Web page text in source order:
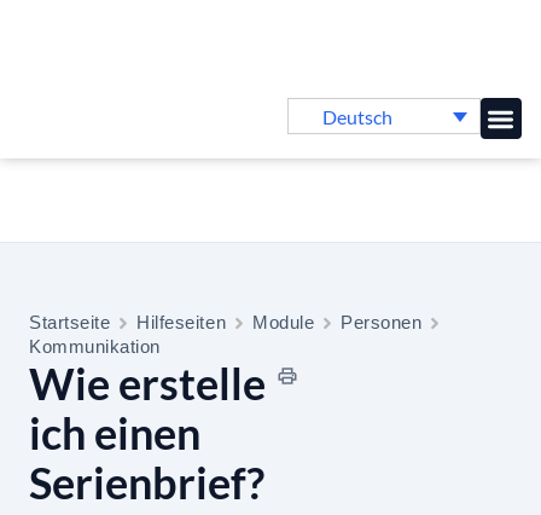
Deutsch
Startseite Hilfeseiten Module
Personen
Kommunikation
Wie erstelle
ich einen
Serienbrief?